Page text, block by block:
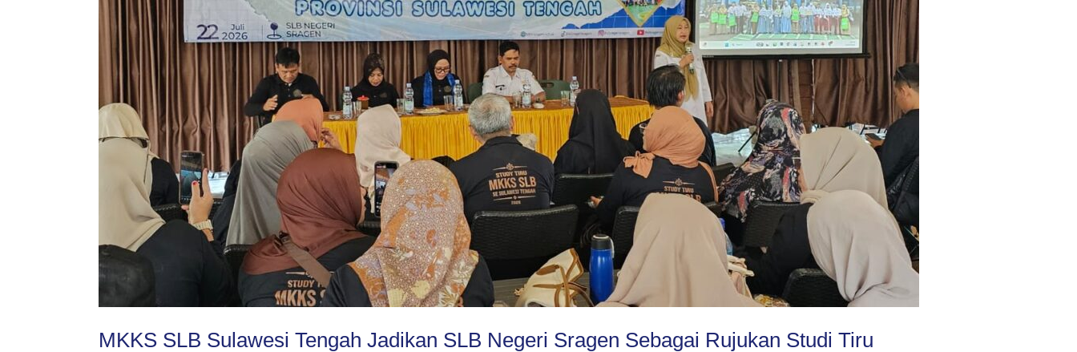
MKKS SLB Sulawesi Tengah Jadikan SLB Negeri Sragen Sebagai Rujukan Studi Tiru
Sragen
Sebagai
Rujukan
Studi
Tiru
Pendidikan
Anak-
Berkebutuhan
Khusus